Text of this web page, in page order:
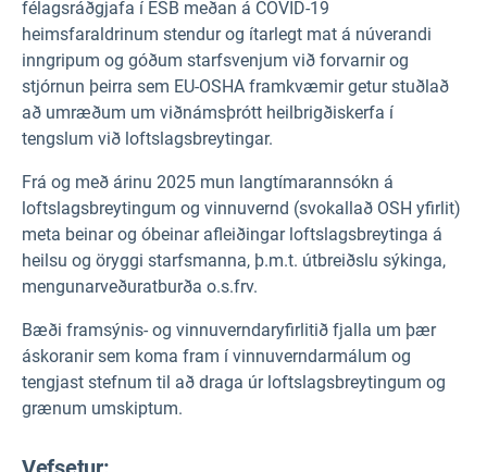
félagsráðgjafa í ESB meðan á COVID-19
heimsfaraldrinum stendur og ítarlegt mat á núverandi
inngripum og góðum starfsvenjum við forvarnir og
stjórnun þeirra sem EU-OSHA framkvæmir getur stuðlað
að umræðum um viðnámsþrótt heilbrigðiskerfa í
tengslum við loftslagsbreytingar.
Frá og með árinu 2025 mun langtímarannsókn á
loftslagsbreytingum og vinnuvernd (svokallað OSH yfirlit)
meta beinar og óbeinar afleiðingar loftslagsbreytinga á
heilsu og öryggi starfsmanna, þ.m.t. útbreiðslu sýkinga,
mengunarveðuratburða o.s.frv.
Bæði framsýnis- og vinnuverndaryfirlitið fjalla um þær
áskoranir sem koma fram í vinnuverndarmálum og
tengjast stefnum til að draga úr loftslagsbreytingum og
grænum umskiptum.